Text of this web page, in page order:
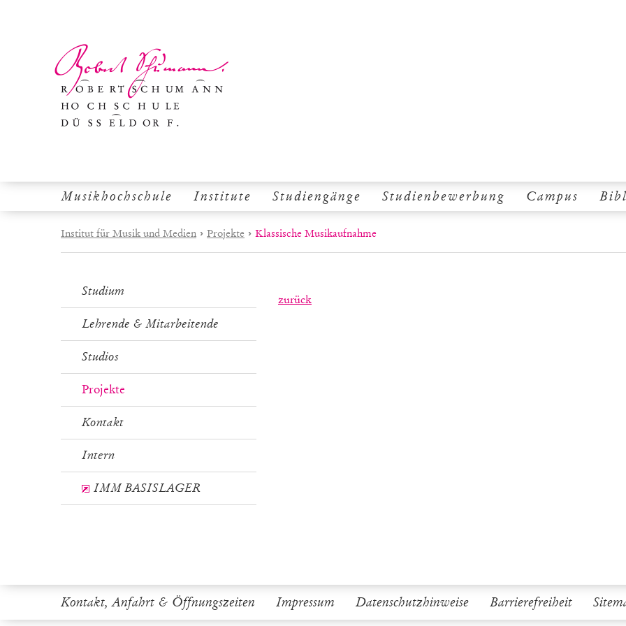
Musikhochschule Institute Studiengänge Studienbewerbung Campus
Institut für Musik und Medien › Projekte › Klassische Musikaufnahme
Studium
Lehrende & Mitarbeitende
Studios
Projekte
Kontakt
Intern
IMM BASISLAGER
zurück
Kontakt, Anfahrt & Öffnungszeiten Impressum Datenschutzhinweise Barrierefreiheit